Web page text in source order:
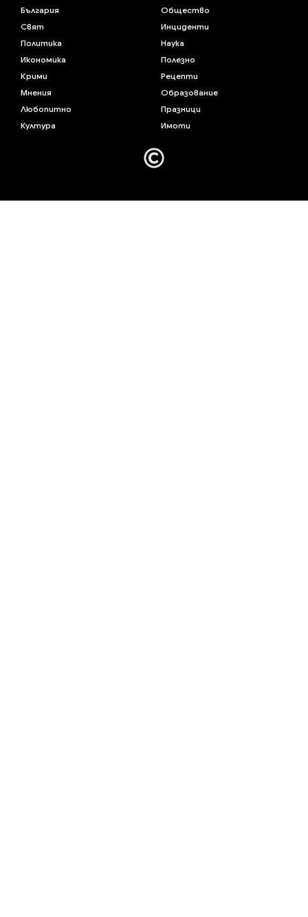
България
Свят
Политика
Икономика
Крими
Мнения
Любопитно
Култура
Общество
Инциденти
Наука
Полезно
Рецепти
Образование
Празници
Имоти